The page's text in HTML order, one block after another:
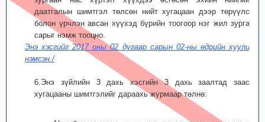
даатгалын шимтгэл төлсөн нийт хугацаан дээр төрүүлсэн
болон үрчлэн авсан хүүхэд бүрийн тоогоор нэг жил зургаан
сарыг нэмж тооцно.
Энэ хэсгийг 2017 оны 02 дугаар сарын 02-ны өдрийн хуулиар
нэмсэн./
6.Энэ зүйлийн 3 дахь хэсгийн 3 дахь заалтад заасан
хугацааны шимтгэлийг дараахь журмаар төлнө: